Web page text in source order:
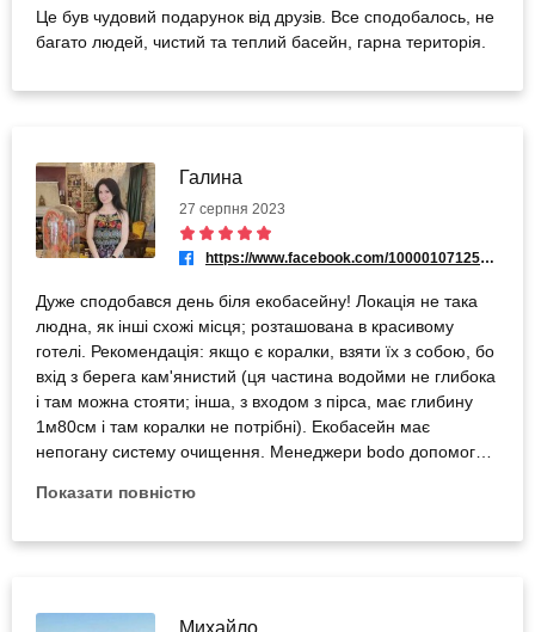
Це був чудовий подарунок від друзів. Все сподобалось, не
багато людей, чистий та теплий басейн, гарна територія.
Галина
27 серпня 2023
https://www.facebook.com/100001071255832
Дуже сподобався день біля екобасейну! Локація не така
людна, як інші схожі місця; розташована в красивому
готелі. Рекомендація: якщо є коралки, взяти їх з собою, бо
вхід з берега кам'янистий (ця частина водойми не глибока
і там можна стояти; інша, з входом з пірса, має глибину
1м80см і там коралки не потрібні). Екобасейн має
непогану систему очищення. Менеджери bodo допомогли
перетелефонували узгодити деталі і навіть ввечері
Показати повністю
Михайло